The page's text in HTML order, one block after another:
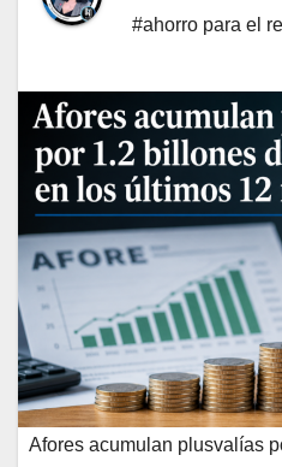
#ahorro para el
Afores acumulan plusvalías